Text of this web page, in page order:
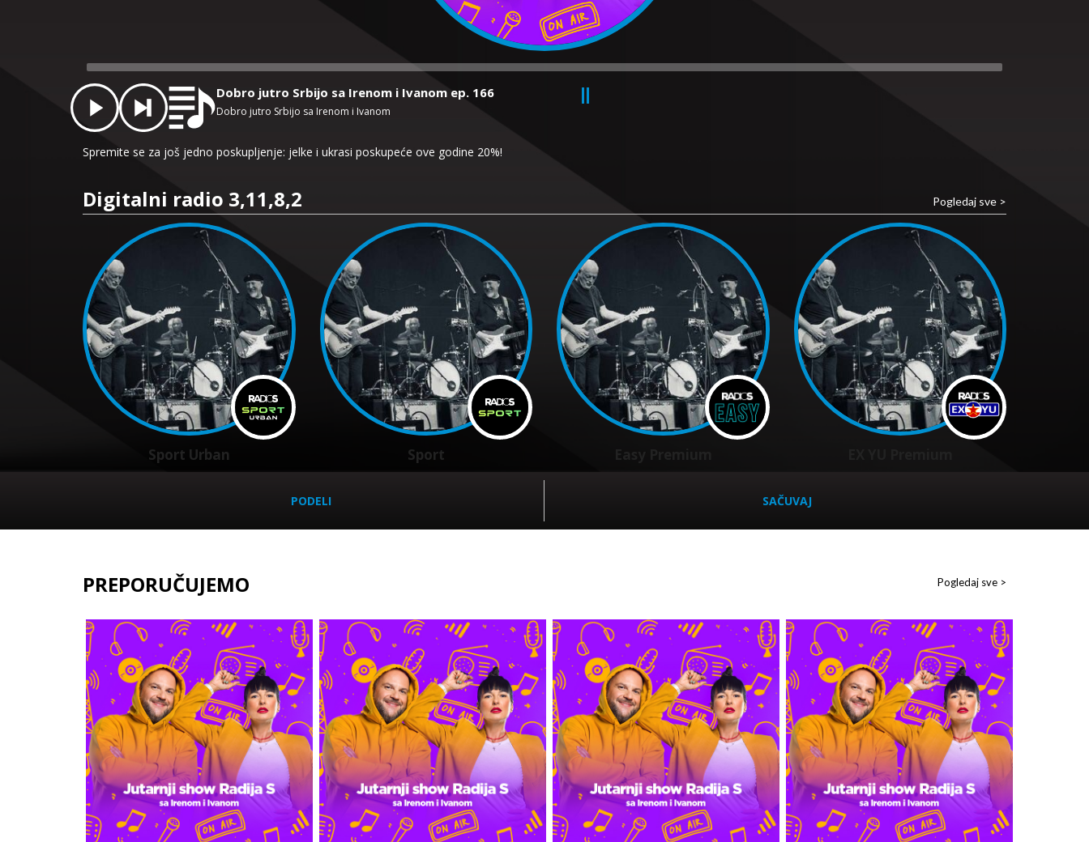
Player
Dobro jutro Srbijo sa Irenom i Ivanom ep. 166
Dobro jutro Srbijo sa Irenom i Ivanom
Spremite se za još jedno poskupljenje: jelke i ukrasi poskupeće ove godine 20%!
Digitalni radio 3,11,8,2 Pogledaj sve >
Sport Urban Sport
PODELI SAČUVAJ
PREPORUČUJEMO Pogledaj sve >